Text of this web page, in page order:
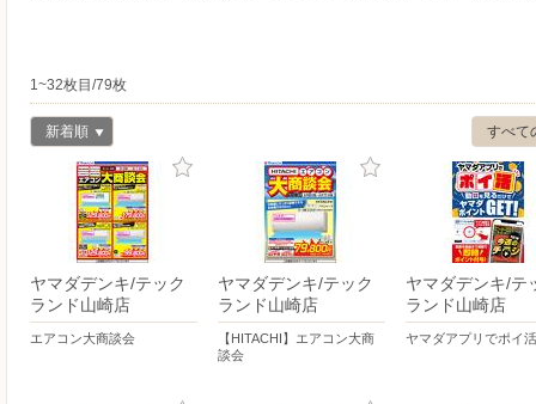
1~32枚目/79枚
すべて
新着順
ヤマダデンキ/テック
ランド山崎店
エアコン大商談会
ヤマダデンキ/テック
ランド山崎店
【HITACHI】エアコン大商
談会
ヤマダデンキ/テ
ランド山崎店
ヤマダアプリでポイ活